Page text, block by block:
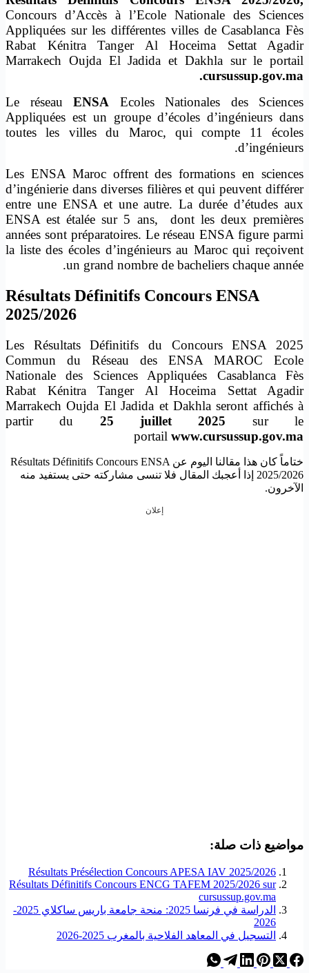
Concours d’Accès à l’Ecole Nationale des Sciences
Appliquées sur les différentes villes de Casablanca Fès
Rabat Kénitra Tanger Al Hoceima Settat Agadir
Marrakech Oujda El Jadida et Dakhla sur le portail
cursussup.gov.ma.
Le réseau ENSA Ecoles Nationales des Sciences
Appliquées est un groupe d’écoles d’ingénieurs dans
toutes les villes du Maroc, qui compte 11 écoles
d’ingénieurs.
Les ENSA Maroc offrent des formations en sciences
d’ingénierie dans diverses filières et qui peuvent différer
entre une ENSA et une autre. La durée d’études aux
ENSA est étalée sur 5 ans, dont les deux premières
années sont préparatoires. Le réseau ENSA figure parmi
la liste des écoles d’ingénieurs au Maroc qui reçoivent
un grand nombre de bacheliers chaque année.
Résultats Définitifs Concours ENSA
2025/2026
Les Résultats Définitifs du Concours ENSA 2025
Commun du Réseau des ENSA MAROC Ecole
Nationale des Sciences Appliquées Casablanca Fès
Rabat Kénitra Tanger Al Hoceima Settat Agadir
Marrakech Oujda El Jadida et Dakhla seront affichés à
partir du 25 juillet 2025 sur le
portail www.cursussup.gov.ma
ختاماً كان هذا مقالنا اليوم عن Résultats Définitifs Concours ENSA
2025/2026 إذا أعجبك المقال فلا تنسى مشاركته حتى يستفيد منه
الآخرون.
إعلان
مواضيع ذات صلة:
Résultats Présélection Concours APESA IAV 2025/2026
Résultats Définitifs Concours ENCG TAFEM 2025/2026 sur
cursussup.gov.ma
الدراسة في فرنسا 2025: منحة جامعة باريس ساكلاي 2025-
2026
التسجيل في المعاهد الفلاحية بالمغرب 2025-2026